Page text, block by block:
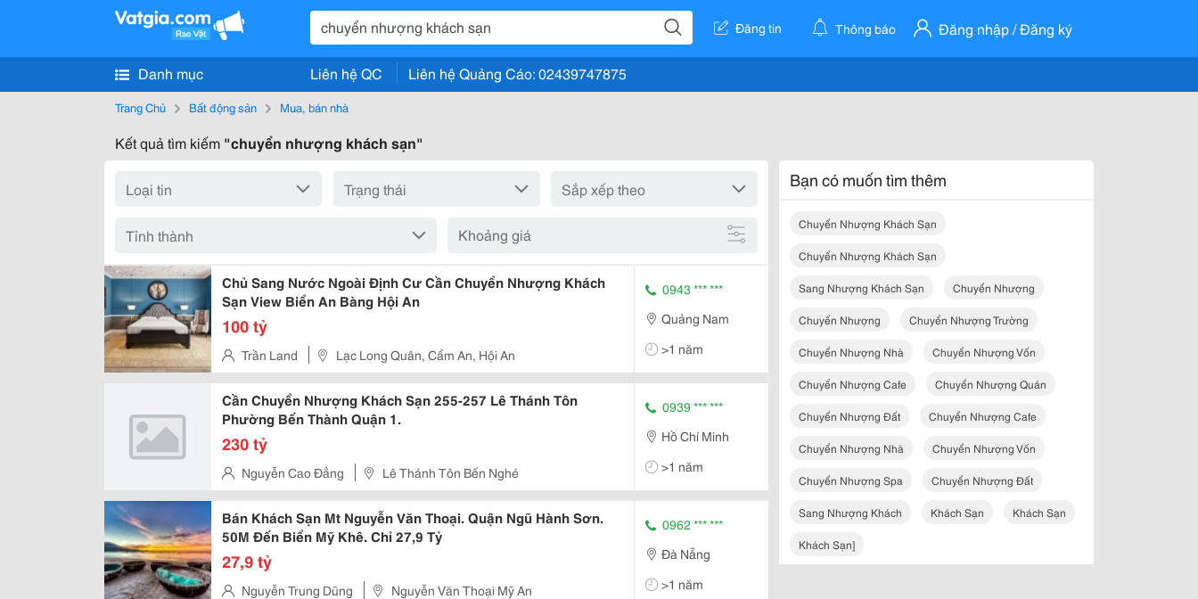
Đăng tin Thông báo Đăng nhập / Đăng ký
Danh mục Liên hệ QC Liên hệ Quảng Cáo: 02439747875
Trang Chủ Bất động sản Mua, bán nhà
Kết quả tìm kiếm "chuyển nhượng khách sạn"
Khoảng giá
Chủ Sang Nước Ngoài Định Cư Cần Chuyển Nhượng Khách
Sạn View Biển An Bàng Hội An
100 tỷ
Trần Land Lạc Long Quân, Cẩm An, Hội An
0943 *** ***
Quảng Nam
>1 năm
Cần Chuyển Nhượng Khách Sạn 255-257 Lê Thánh Tôn
Phường Bến Thành Quận 1.
230 tỷ
Nguyễn Cao Đẳng Lê Thánh Tôn Bến Nghé
0939 *** ***
Hồ Chí Minh
>1 năm
Bán Khách Sạn Mt Nguyễn Văn Thoại. Quận Ngũ Hành Sơn.
50M Đến Biển Mỹ Khê. Chỉ 27,9 Tỷ
27,9 tỷ
Nguyễn Trung Dũng Nguyễn Văn Thoại Mỹ An
0962 *** ***
Đà Nẵng
>1 năm
Bạn có muốn tìm thêm
Chuyển Nhượng Khách Sạn
Chuyển Nhượng Khách Sạn
Sang Nhượng Khách Sạn Chuyển Nhượng
Chuyển Nhượng Chuyển Nhượng Trường
Chuyển Nhượng Nhà Chuyển Nhượng Vốn
Chuyển Nhượng Cafe Chuyển Nhượng Quán
Chuyển Nhượng Đất Chuyển Nhượng Cafe
Chuyển Nhượng Nhà Chuyển Nhượng Vốn
Chuyển Nhượng Spa Chuyển Nhượng Đất
Sang Nhượng Khách Khách Sạn Khách Sạn
Khách Sạn]